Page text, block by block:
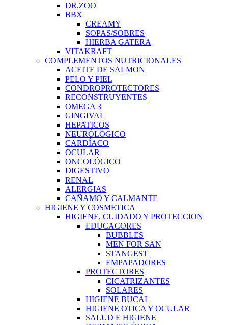
DR.ZOO
BBX
CREAMY
SOPAS/SOBRES
HIERBA GATERA
VITAKRAFT
COMPLEMENTOS NUTRICIONALES
ACEITE DE SALMON
PELO Y PIEL
CONDROPROTECTORES
RECONSTRUYENTES
OMEGA 3
GINGIVAL
HEPATICOS
NEURÓLOGICO
CARDÍACO
OCULAR
ONCOLÓGICO
DIGESTIVO
RENAL
ALERGIAS
CAÑAMO Y CALMANTE
HIGIENE Y COSMETICA
HIGIENE, CUIDADO Y PROTECCION
EDUCACORES
BUBBLES
MEN FOR SAN
STANGEST
EMPAPADORES
PROTECTORES
CICATRIZANTES
SOLARES
HIGIENE BUCAL
HIGIENE OTICA Y OCULAR
SALUD E HIGIENE